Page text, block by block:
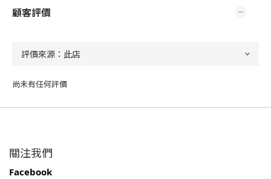
顧客評價
尚未有任何評價
關注我們
Facebook